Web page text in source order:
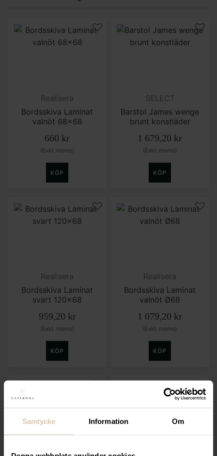
Samtycke Information Om
Realisera
Bordsskiva Laminat
valnöt 68×68
660 kr
(Exkl. moms)
KÖP
SELECT
Barstol James wenge
brunt konstläder
1 679,20 kr
(Exkl. moms)
KÖP
Realisera
Bordsskiva Laminat
svart 120×68
959,20 kr
(Exkl. moms)
KÖP
Realisera
Bordsskiva Laminat
valnöt Ø68
1 079,20 kr
(Exkl. moms)
KÖP